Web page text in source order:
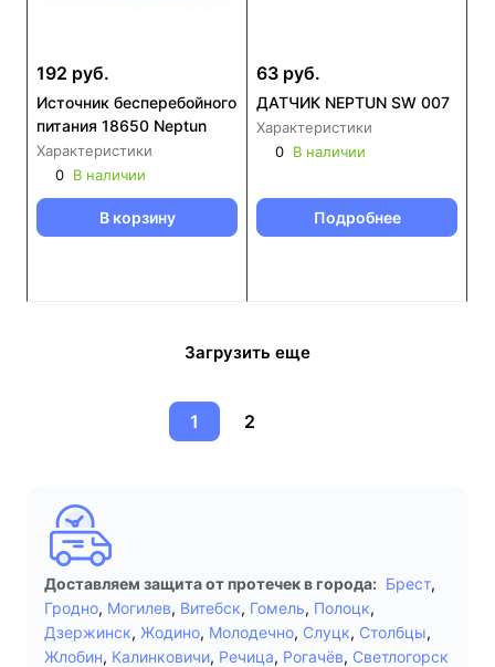
192 руб.
Источник бесперебойного
питания 18650 Neptun
Характеристики
0 В наличии
В корзину
63 руб.
ДАТЧИК NEPTUN SW 007
Характеристики
0 В наличии
Подробнее
Загрузить еще
1 2
Доставляем защита от протечек в города: Брест,
Гродно, Могилев, Витебск, Гомель, Полоцк,
Дзержинск, Жодино, Молодечно, Слуцк, Столбцы,
Жлобин, Калинковичи, Речица, Рогачёв, Светлогорск